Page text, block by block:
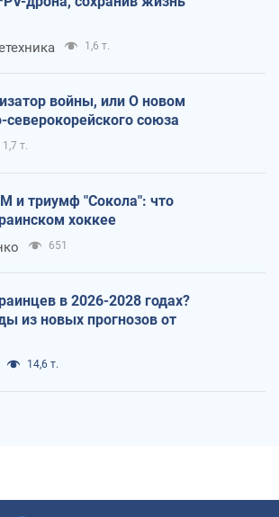
1,6 т.
войны, или О новом
северокорейского союза
1,7 т.
и триумф "Сокола": что
хоккее
651
в 2026-2028 годах?
из новых прогнозов от
14,6 т.